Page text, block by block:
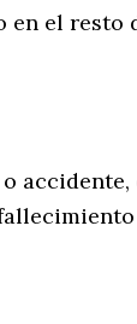
el
accidente,